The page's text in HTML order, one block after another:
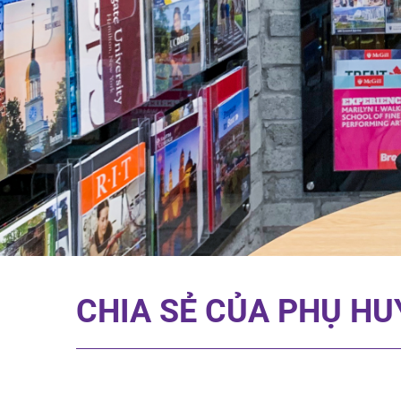
CHIA SẺ CỦA PHỤ